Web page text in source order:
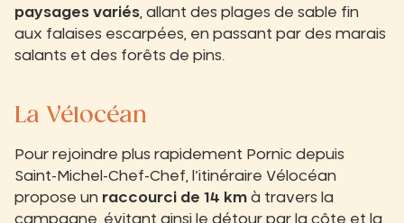
paysages variés, allant des plages de sable fin
aux falaises escarpées, en passant par des marais
salants et des forêts de pins.
La Vélocéan
Pour rejoindre plus rapidement Pornic depuis
Saint-Michel-Chef-Chef, l’itinéraire Vélocéan
propose un raccourci de 14 km à travers la
campagne, évitant ainsi le détour par la côte et la